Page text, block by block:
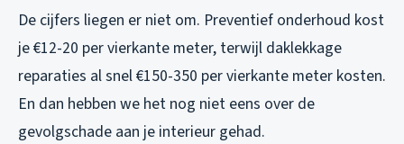
De cijfers liegen er niet om. Preventief onderhoud kost
je €12-20 per vierkante meter, terwijl daklekkage
reparaties al snel €150-350 per vierkante meter kosten.
En dan hebben we het nog niet eens over de
gevolgschade aan je interieur gehad.